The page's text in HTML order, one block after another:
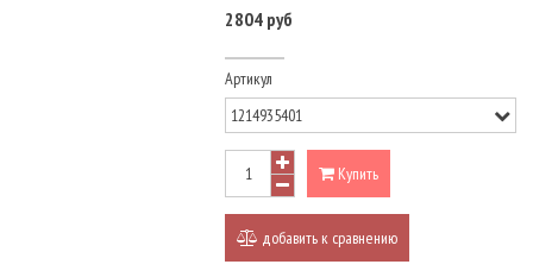
2804 руб
Артикул
Купить
добавить к сравнению